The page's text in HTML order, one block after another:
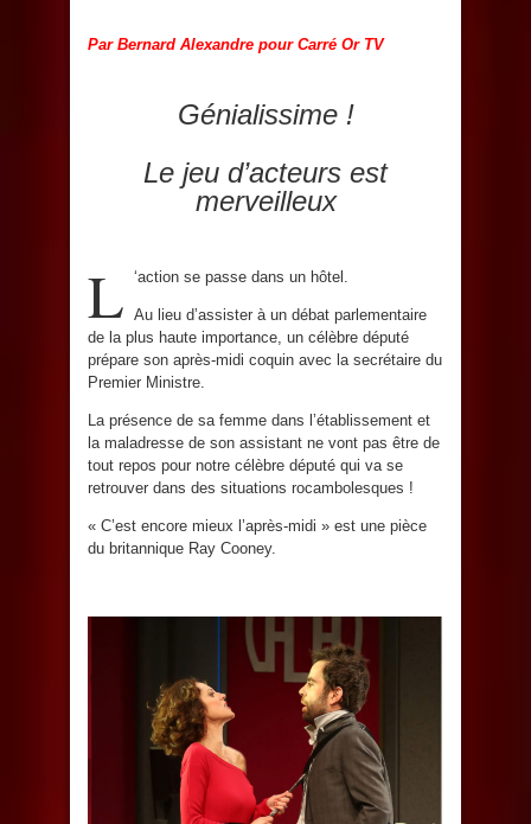
Par Bernard Alexandre pour Carré Or TV
Génialissime !
Le jeu d’acteurs est
merveilleux
L ‘action se passe dans un hôtel.
Au lieu d’assister à un débat parlementaire
de la plus haute importance, un célèbre député
prépare son après-midi coquin avec la secrétaire du
Premier Ministre.
La présence de sa femme dans l’établissement et
la maladresse de son assistant ne vont pas être de
tout repos pour notre célèbre député qui va se
retrouver dans des situations rocambolesques !
« C’est encore mieux l’après-midi » est une pièce
du britannique Ray Cooney.